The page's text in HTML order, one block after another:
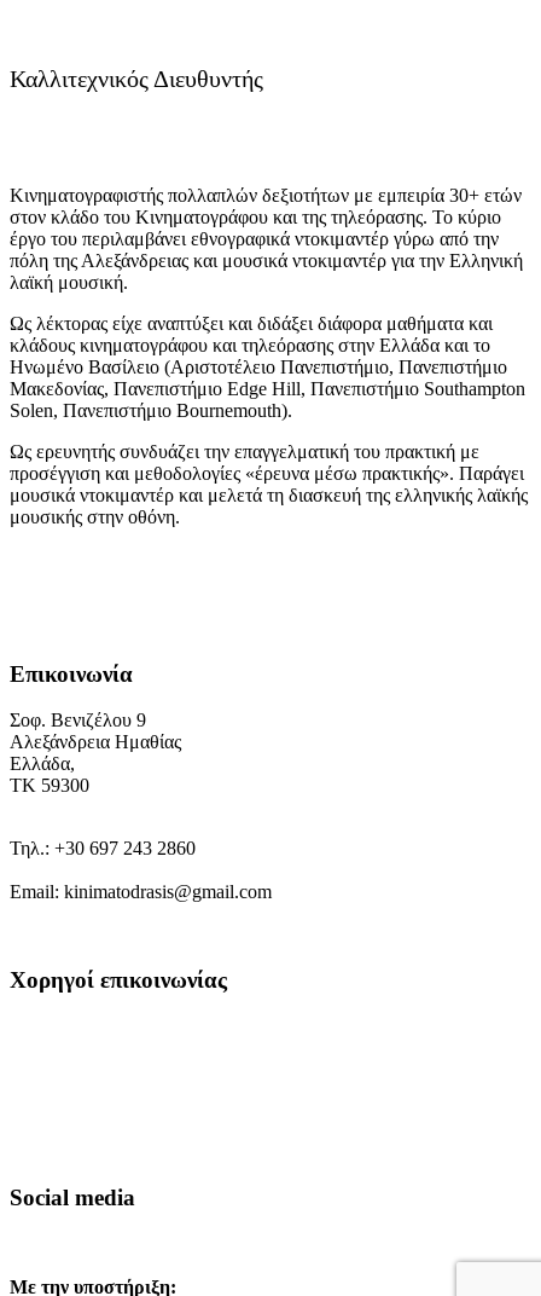
Καλλιτεχνικός Διευθυντής
Κινηματογραφιστής πολλαπλών δεξιοτήτων με εμπειρία 30+ ετών
στον κλάδο του Κινηματογράφου και της τηλεόρασης. Το κύριο
έργο του περιλαμβάνει εθνογραφικά ντοκιμαντέρ γύρω από την
πόλη της Αλεξάνδρειας και μουσικά ντοκιμαντέρ για την Ελληνική
λαϊκή μουσική.
Ως λέκτορας είχε αναπτύξει και διδάξει διάφορα μαθήματα και
κλάδους κινηματογράφου και τηλεόρασης στην Ελλάδα και το
Ηνωμένο Βασίλειο (Αριστοτέλειο Πανεπιστήμιο, Πανεπιστήμιο
Μακεδονίας, Πανεπιστήμιο Edge Hill, Πανεπιστήμιο Southampton
Solen, Πανεπιστήμιο Bournemouth).
Ως ερευνητής συνδυάζει την επαγγελματική του πρακτική με
προσέγγιση και μεθοδολογίες «έρευνα μέσω πρακτικής». Παράγει
μουσικά ντοκιμαντέρ και μελετά τη διασκευή της ελληνικής λαϊκής
μουσικής στην οθόνη.
Επικοινωνία
Σοφ. Βενιζέλου 9
Αλεξάνδρεια Ημαθίας
Ελλάδα,
ΤΚ 59300
Τηλ.: +30 697 243 2860
Εmail: kinimatodrasis@gmail.com
Χορηγοί επικοινωνίας
Social media
Με την υποστήριξη: